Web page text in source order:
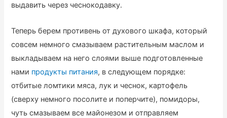
выдавить через чеснокодавку.
Теперь берем противень от духового шкафа, который
совсем немного смазываем растительным маслом и
выкладываем на него слоями выше подготовленные
нами продукты питания, в следующем порядке:
отбитые ломтики мяса, лук и чеснок, картофель
(сверху немного посолите и поперчите), помидоры,
чуть смазываем все майонезом и отправляем